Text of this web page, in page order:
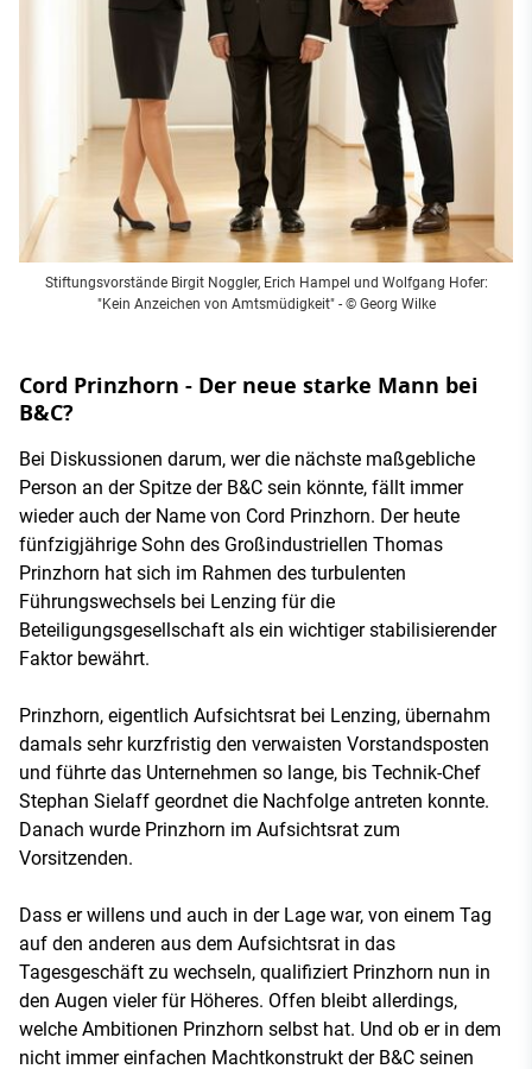
Stiftungsvorstände Birgit Noggler, Erich Hampel und Wolfgang Hofer:
"Kein Anzeichen von Amtsmüdigkeit" - © Georg Wilke
Cord Prinzhorn - Der neue starke Mann bei
B&C?
Bei Diskussionen darum, wer die nächste maßgebliche
Person an der Spitze der B&C sein könnte, fällt immer
wieder auch der Name von Cord Prinzhorn. Der heute
fünfzigjährige Sohn des Großindustriellen Thomas
Prinzhorn hat sich im Rahmen des turbulenten
Führungswechsels bei Lenzing für die
Beteiligungsgesellschaft als ein wichtiger stabilisierender
Faktor bewährt.
Prinzhorn, eigentlich Aufsichtsrat bei Lenzing, übernahm
damals sehr kurzfristig den verwaisten Vorstandsposten
und führte das Unternehmen so lange, bis Technik-Chef
Stephan Sielaff geordnet die Nachfolge antreten konnte.
Danach wurde Prinzhorn im Aufsichtsrat zum
Vorsitzenden.
Dass er willens und auch in der Lage war, von einem Tag
auf den anderen aus dem Aufsichtsrat in das
Tagesgeschäft zu wechseln, qualifiziert Prinzhorn nun in
den Augen vieler für Höheres. Offen bleibt allerdings,
welche Ambitionen Prinzhorn selbst hat. Und ob er in dem
nicht immer einfachen Machtkonstrukt der B&C seinen